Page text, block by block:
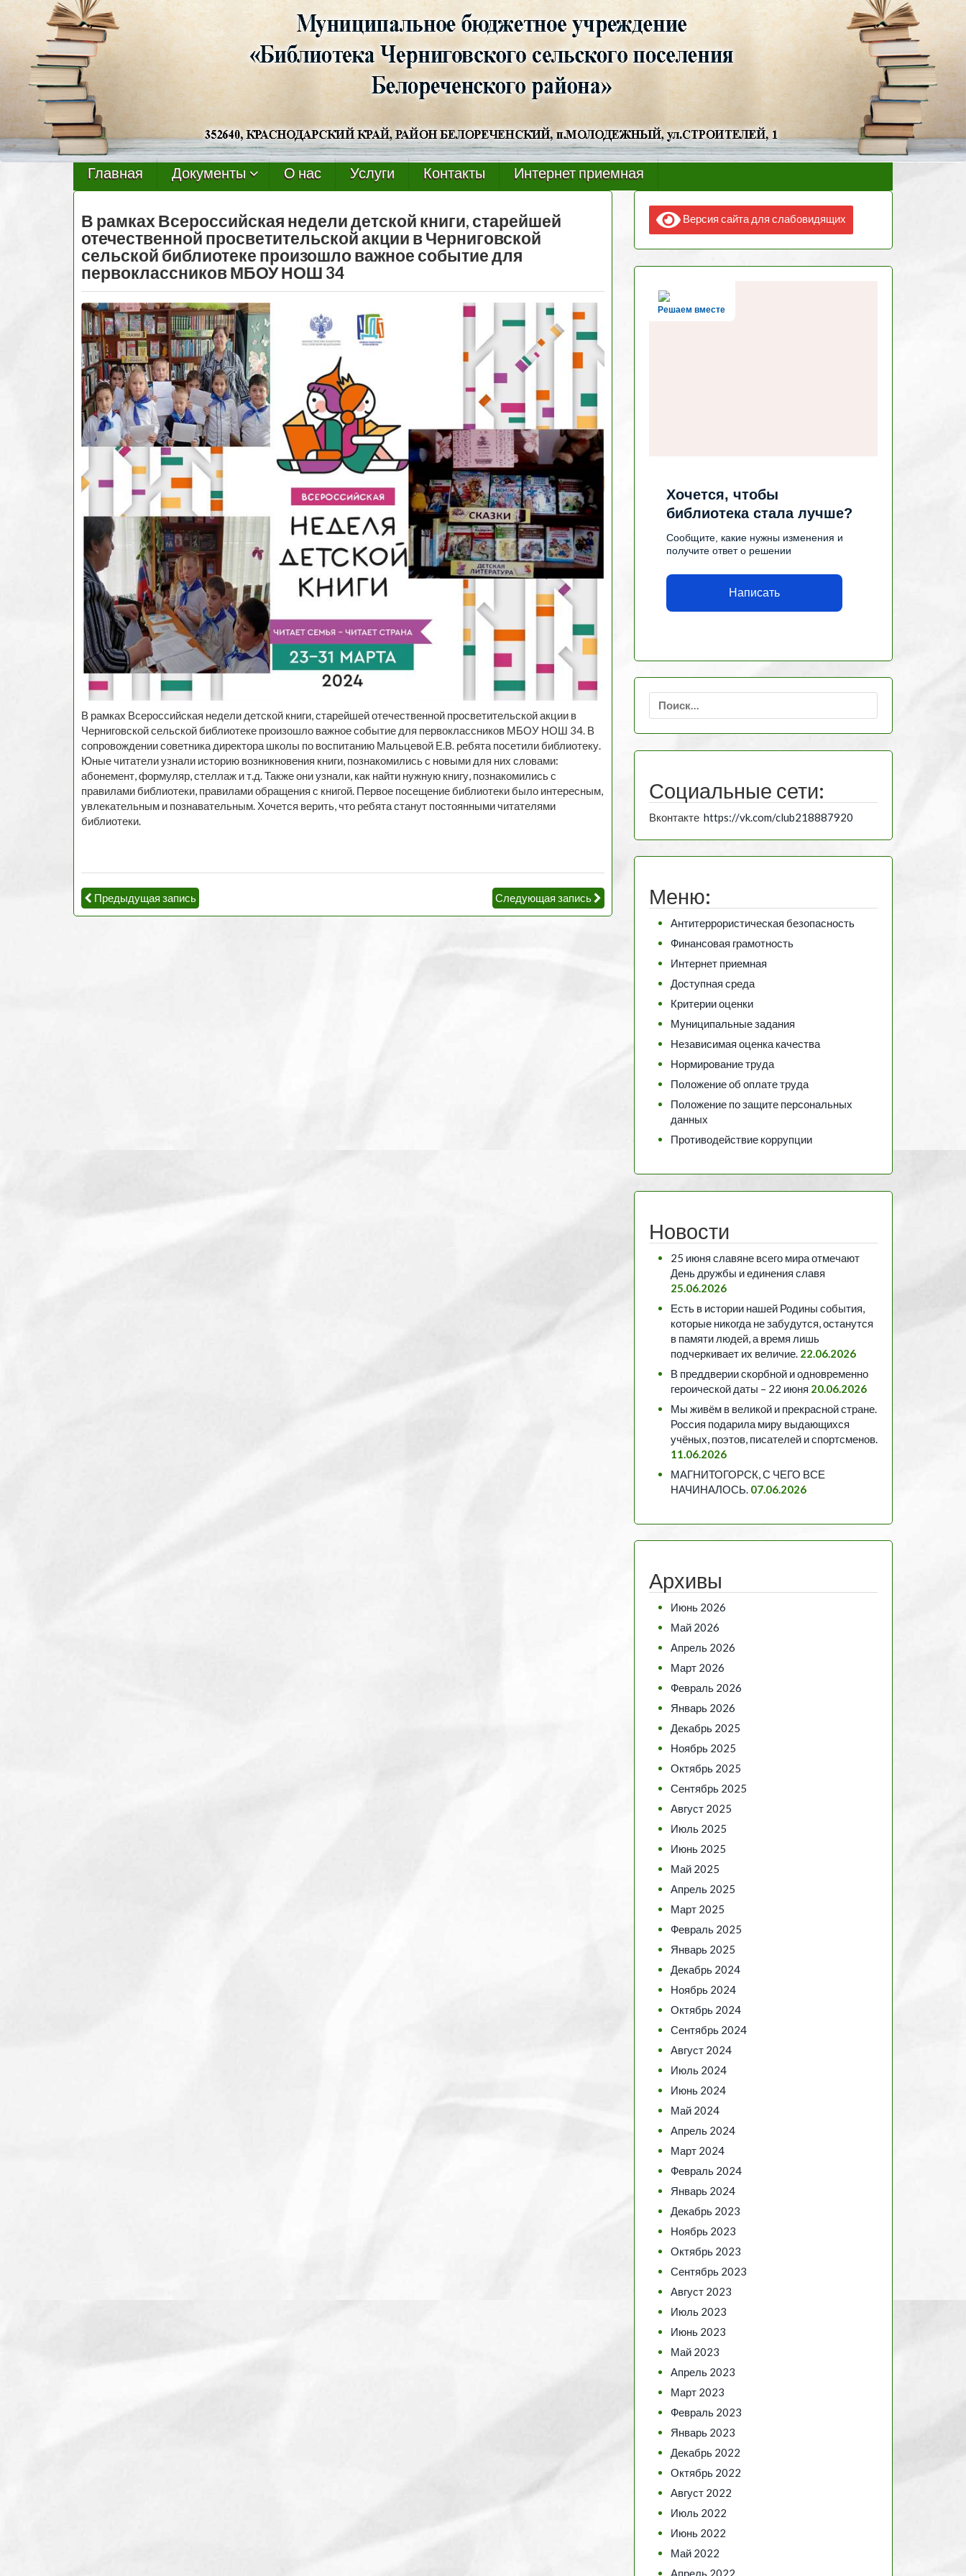
Черниговская
библиотека
Главная Документы О нас Услуги Контакты Интернет приемная
В рамках Всероссийская недели детской книги, старейшей
отечественной просветительской акции в Черниговской
сельской библиотеке произошло важное событие для
первоклассников МБОУ НОШ 34
В рамках Всероссийская недели детской книги, старейшей отечественной просветительской акции в
Черниговской сельской библиотеке произошло важное событие для первоклассников МБОУ НОШ 34. В
сопровождении советника директора школы по воспитанию Мальцевой Е.В. ребята посетили библиотеку.
Юные читатели узнали историю возникновения книги, познакомились с новыми для них словами:
абонемент, формуляр, стеллаж и т.д. Также они узнали, как найти нужную книгу, познакомились с
правилами библиотеки, правилами обращения с книгой. Первое посещение библиотеки было интересным,
увлекательным и познавательным. Хочется верить, что ребята станут постоянными читателями
библиотеки.
Предыдущая запись Следующая запись
Версия сайта для слабовидящих
Решаем вместе
Хочется, чтобы
библиотека стала лучше?
Сообщите, какие нужны изменения и
получите ответ о решении
Написать
Найти:
Социальные сети:
Вконтакте https://vk.com/club218887920
Меню:
Антитеррористическая безопасность
Финансовая грамотность
Интернет приемная
Доступная среда
Критерии оценки
Муниципальные задания
Независимая оценка качества
Нормирование труда
Положение об оплате труда
Положение по защите персональных
данных
Противодействие коррупции
Новости
25 июня славяне всего мира отмечают
День дружбы и единения славя
25.06.2026
Есть в истории нашей Родины события,
которые никогда не забудутся, останутся
в памяти людей, а время лишь
подчеркивает их величие. 22.06.2026
В преддверии скорбной и одновременно
героической даты – 22 июня 20.06.2026
Мы живём в великой и прекрасной стране.
Россия подарила миру выдающихся
учёных, поэтов, писателей и спортсменов.
11.06.2026
МАГНИТОГОРСК, С ЧЕГО ВСЕ
НАЧИНАЛОСЬ. 07.06.2026
Архивы
Июнь 2026
Май 2026
Апрель 2026
Март 2026
Февраль 2026
Январь 2026
Декабрь 2025
Ноябрь 2025
Октябрь 2025
Сентябрь 2025
Август 2025
Июль 2025
Июнь 2025
Май 2025
Апрель 2025
Март 2025
Февраль 2025
Январь 2025
Декабрь 2024
Ноябрь 2024
Октябрь 2024
Сентябрь 2024
Август 2024
Июль 2024
Июнь 2024
Май 2024
Апрель 2024
Март 2024
Февраль 2024
Январь 2024
Декабрь 2023
Ноябрь 2023
Октябрь 2023
Сентябрь 2023
Август 2023
Июль 2023
Июнь 2023
Май 2023
Апрель 2023
Март 2023
Февраль 2023
Январь 2023
Декабрь 2022
Октябрь 2022
Август 2022
Июль 2022
Июнь 2022
Май 2022
Апрель 2022